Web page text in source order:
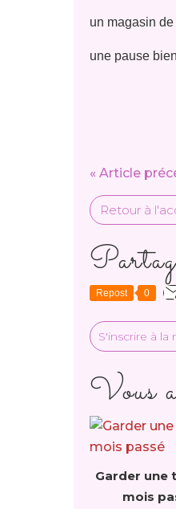
un magasin
une pause
« Article
Retour à
Repost 0
S'inscrire à la
Vous
Garder une
mois